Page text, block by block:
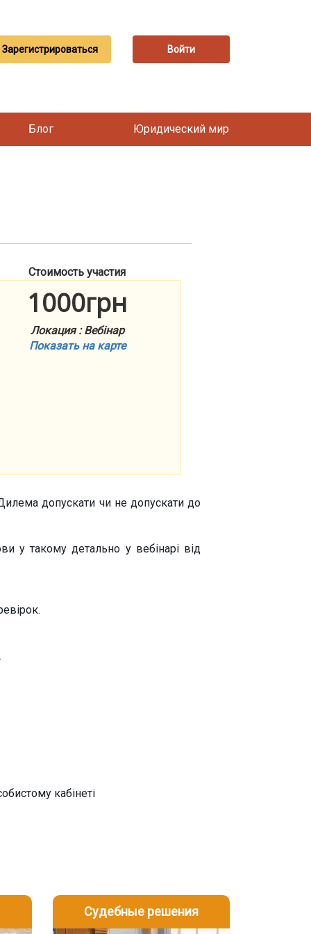
Зарегистрироваться Войти
Блог Юридический мир
Стоимость участия
1000грн
Локация : Вебінар
Показать на карте
Дилема допускати чи не допускати до
у такому детально у вебінарі від
кабінеті
Судебные решения